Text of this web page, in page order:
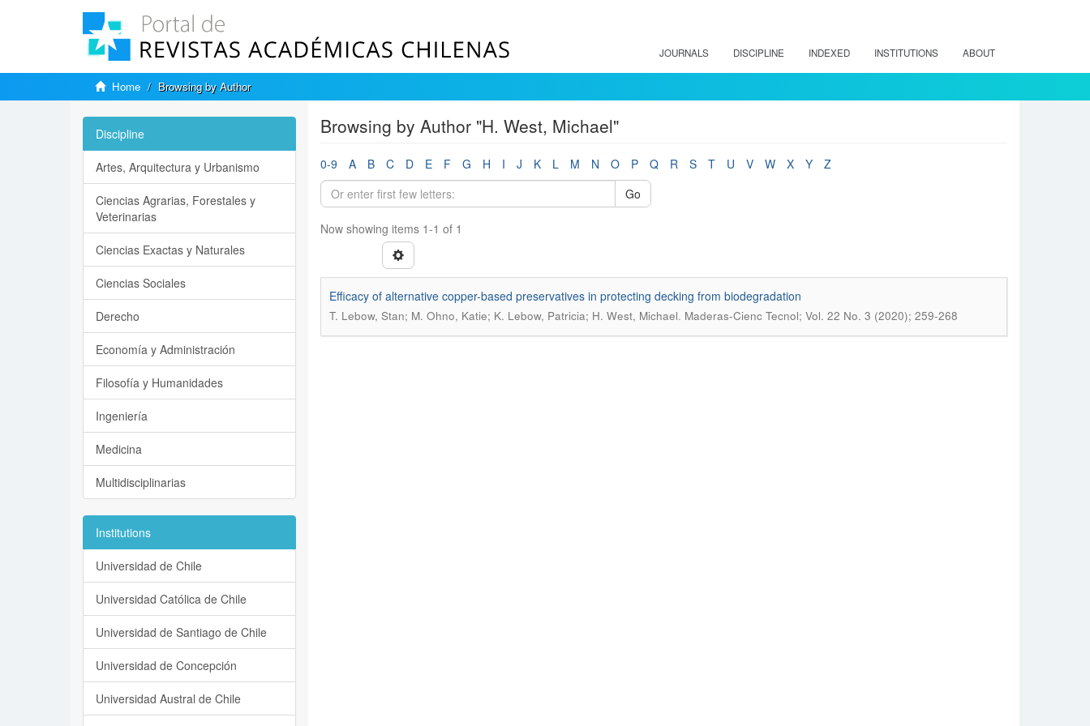
JOURNALS DISCIPLINE INDEXED INSTITUTIONS ABOUT
Home Browsing by Author
Browsing by Author "H. West, Michael"
0-9 A B C D E F G H I J K L M N O P Q R S T U V W X Y
Z
Go
Now showing items 1-1 of 1
Efficacy of alternative copper-based preservatives in protecting decking from biodegradation
T. Lebow, Stan; M. Ohno, Katie; K. Lebow, Patricia; H. West, Michael. Maderas-Cienc Tecnol; Vol. 22 No. 3 (2020); 259-268
Discipline
Artes, Arquitectura y Urbanismo
Ciencias Agrarias, Forestales y
Veterinarias
Ciencias Exactas y Naturales
Ciencias Sociales
Derecho
Economía y Administración
Filosofía y Humanidades
Ingeniería
Medicina
Multidisciplinarias
Institutions
Universidad de Chile
Universidad Católica de Chile
Universidad de Santiago de Chile
Universidad de Concepción
Universidad Austral de Chile